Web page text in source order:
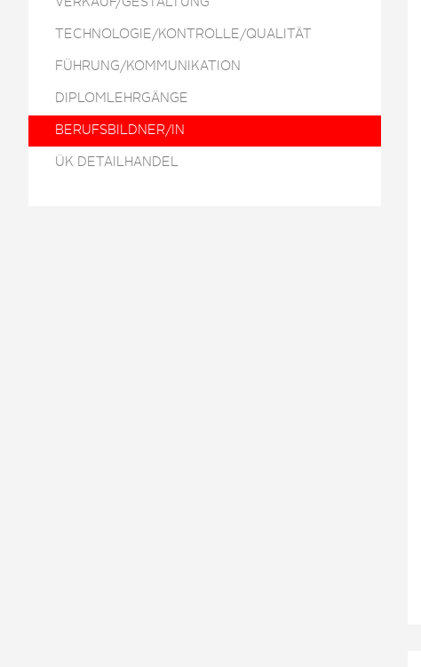
VERKAUF/GESTALTUNG
TECHNOLOGIE/KONTROLLE/QUALITÄT
FÜHRUNG/KOMMUNIKATION
DIPLOMLEHRGÄNGE
BERUFSBILDNER/IN
ÜK DETAILHANDEL